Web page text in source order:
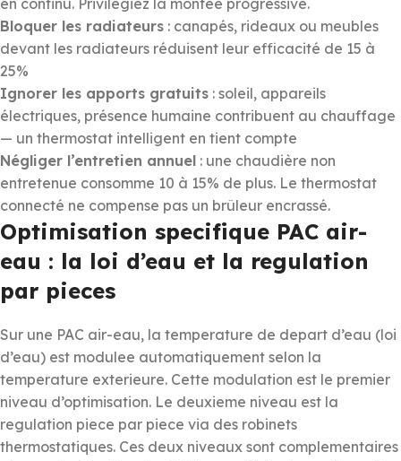
Bloquer les radiateurs : canapés, rideaux ou meubles
devant les radiateurs réduisent leur efficacité de 15 à
25%
Ignorer les apports gratuits : soleil, appareils
électriques, présence humaine contribuent au chauffage
— un thermostat intelligent en tient compte
Négliger l’entretien annuel : une chaudière non
entretenue consomme 10 à 15% de plus. Le thermostat
connecté ne compense pas un brûleur encrassé.
Optimisation specifique PAC air-
eau : la loi d’eau et la regulation
par pieces
Sur une PAC air-eau, la temperature de depart d’eau (loi
d’eau) est modulee automatiquement selon la
temperature exterieure. Cette modulation est le premier
niveau d’optimisation. Le deuxieme niveau est la
regulation piece par piece via des robinets
thermostatiques. Ces deux niveaux sont complementaires